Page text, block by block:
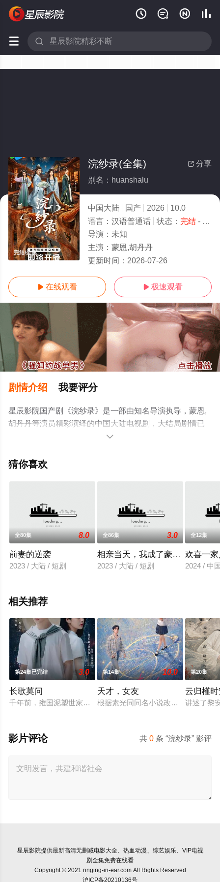
   
 
完结/全集
 分享
浣纱录(全集)
别名：huanshalu
中国大陆 国产 2026
10.0
语言： 汉语普通话 状态： 完结- 免费在线观看
导演： 未知
主演： 蒙恩,胡丹丹
更新时间： 2026-07-26
 在线观看  极速观看
剧情介绍 我要评分
星辰影院国产剧《浣纱录》是一部由知名导演执导，蒙恩,
胡丹丹等演员精彩演绎的中国大陆电视剧，大结局剧情已
揭晓（完结），手机免费观看高清未删减完整版电视剧全
电视猫或剧情网等平台了解。

猜你喜欢
全80集 8.0
前妻的逆袭
2023 / 大陆 / 短剧
全86集 3.0
相亲当天，我成了豪门阔太
2023 / 大陆 / 短剧
全12集
欢喜一
2024 / 中
相关推荐
第24集已完结 3.0
长歌莫问
千年前，雍国泥塑世家楚门因进贡的“十二生肖”离奇流血炸裂
第14集 10.0
天才，女友
根据素光同同名小说改编。江逾白长
第20集
云归槿
讲述了黎
共0 条 “浣纱录” 影评
影片评论
星辰影院提供最新高清无删减电影大全、热血动漫、综艺娱乐、VIP电视
剧全集免费在线看
Copyright © 2021 ringing-in-ear.com All Rights Reserved
沪ICP备20210136号